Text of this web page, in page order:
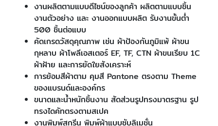
งานผลิตตามแบบดีไซน์ของลูกค้า ผลิตตามแบบชิ้น
งานตัวอย่าง และ งานออกแบบผลิต รับงานขั้นต่ำ
500 ชิ้นต่อแบบ
คัดเกรดวัสดุคุณภาพ เช่น ผ้าป้องกันภูมิแพ้ ผ้าขน
กุหลาบ ผ้าโพลีเอสเตอร์ EF, TF, CTN ผ้าขนเรียบ 1C
ผ้าฝ้าย และการยัดใยสังเคราะห์
การย้อมสีผ้าตาม คุมสี Pantone ตรงตาม Theme
ของแบรนด์และองค์กร
ขนาดและน้ำหนักชิ้นงาน สัดส่วนรูปทรงมาตรฐาน รูป
ทรงไดคัทตรงตามสเปค
งานพิมพ์สกรีน พิมพ์ผ้าแบบซับลิเมชั่น